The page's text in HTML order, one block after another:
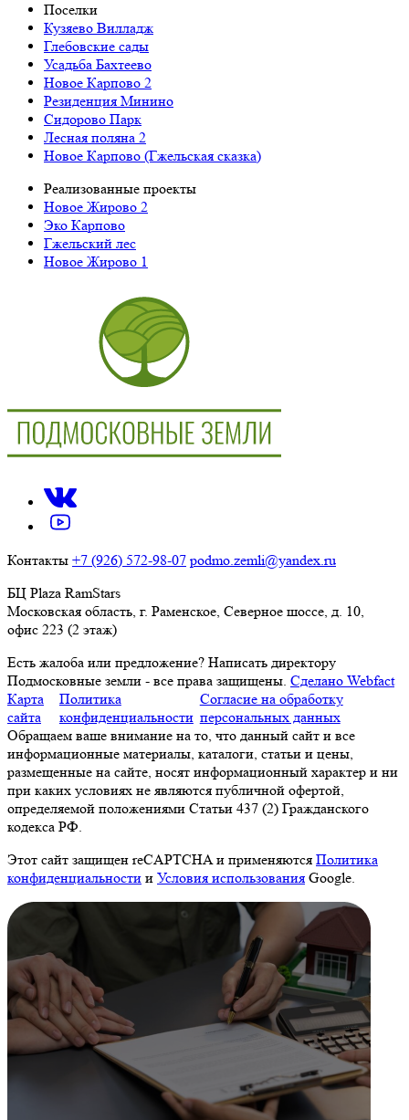
Поселки
Кузяево Вилладж
Глебовские сады
Усадьба Бахтеево
Новое Карпово 2
Резиденция Минино
Сидорово Парк
Лесная поляна 2
Новое Карпово (Гжельская сказка)
Реализованные проекты
Новое Жирово 2
Эко Карпово
Гжельский лес
Новое Жирово 1
Контакты +7 (926) 572-98-07 podmo.zemli@yandex.ru
БЦ Plaza RamStars
Московская область, г. Раменское, Северное шоссе, д. 10,
офис 223 (2 этаж)
Есть жалоба или предложение? Написать директору
Подмосковные земли - все права защищены. Сделано Webfact
Карта
сайта
Политика
конфиденциальности
Согласие на обработку
персональных данных
Обращаем ваше внимание на то, что данный сайт и все
информационные материалы, каталоги, статьи и цены,
размещенные на сайте, носят информационный характер и ни
при каких условиях не являются публичной офертой,
определяемой положениями Статьи 437 (2) Гражданского
кодекса РФ.
Этот сайт защищен reCAPTCHA и применяются Политика
конфиденциальности и Условия использования Google.